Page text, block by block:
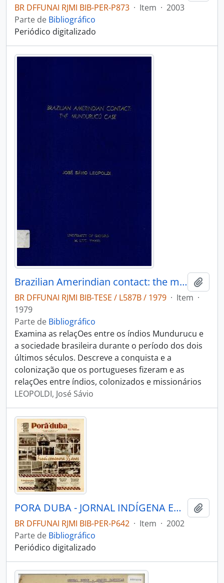
BR DFFUNAI RJMI BIB-PER-P873 · Item · 2003
Parte de Bibliográfico
Periódico digitalizado
Brazilian Amerindian contact: the mundurucú case
BR DFFUNAI RJMI BIB-TESE / L587B / 1979 · Item ·
1979
Parte de Bibliográfico
Examina as relaçOes entre os índios Mundurucu e
a sociedade brasileira durante o período dos dois
últimos séculos. Descreve a conquista e a
colonização que os portugueses fizeram e as
relaçOes entre índios, colonizados e missionários
LEOPOLDI, José Sávio
PORA DUBA - JORNAL INDÍGENA EDITADO PELA FUNAI - 2002 - Nº24
BR DFFUNAI RJMI BIB-PER-P642 · Item · 2002
Parte de Bibliográfico
Periódico digitalizado